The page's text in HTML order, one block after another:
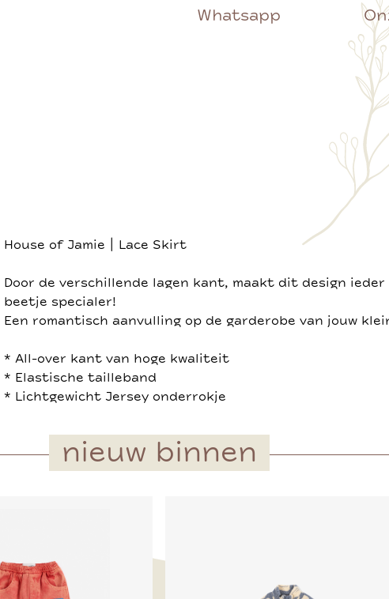
Whatsapp
House of Jamie | Lace Skirt
Door de verschillende lagen kant, maakt dit design
beetje specialer!
Een romantisch aanvulling op de garderobe van jouw
* All-over kant van hoge kwaliteit
* Elastische tailleband
* Lichtgewicht Jersey onderrokje
nieuw binnen